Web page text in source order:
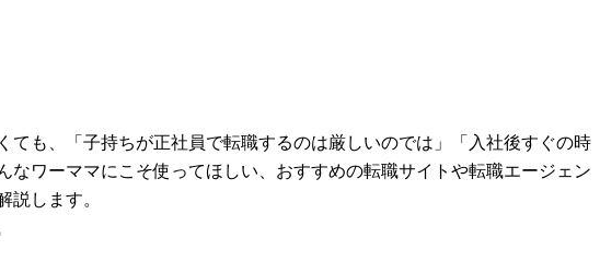
も、「子持ちが正社員で転職するのは厳しいのでは」「入社後すぐの時
ワーママにこそ使ってほしい、おすすめの転職サイトや転職エージェン
説します。